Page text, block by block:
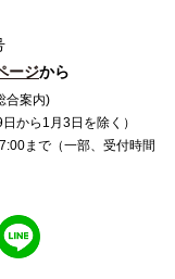
ージから
合案内)
から1月3日を除く）
まで（一部、受付時間